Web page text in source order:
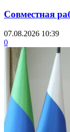
Совместная
07.08.2026 10:39
0